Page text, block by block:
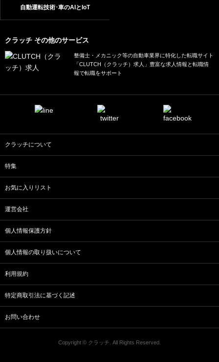
自動運転技術･車のAIとIoT
クラッチ その他のサービス
整備士・メカニック等の自動車業界に特化した転職サイト
「CLUTCH（クラッチ）求人」豊富な求人情報と転職情
報で転職をサポート
クラッチについて
特集
お気に入りリスト
運営会社
個人情報保護方針
個人情報の取り扱いについて
利用規約
特定商取引法に基づく記述
お問い合わせ
Copyright © クラッチ. All Rights Reserved.